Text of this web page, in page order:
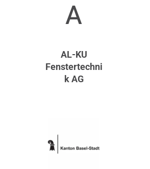
A
AL-KU
Fenstertechni
k AG